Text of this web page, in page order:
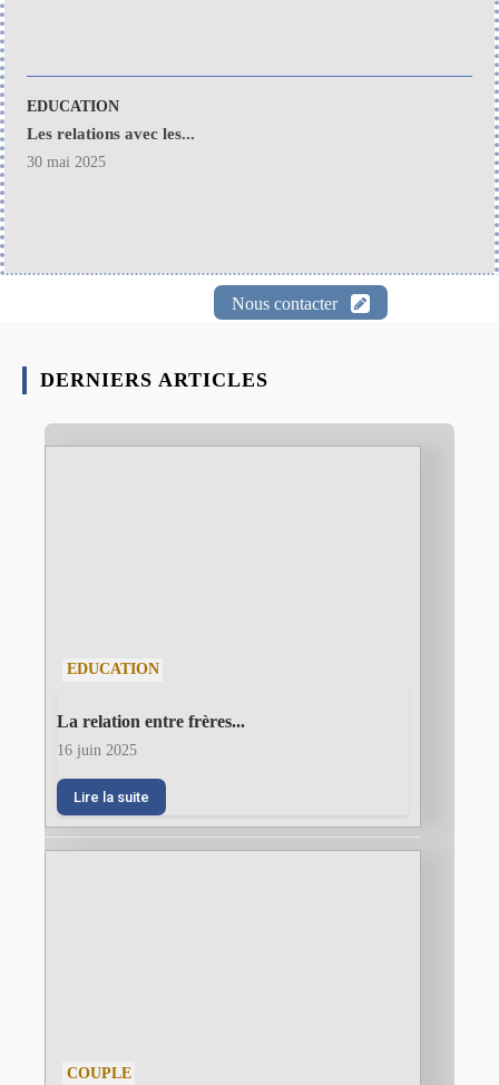
EDUCATION
Les relations avec les...
30 mai 2025
Nous contacter
DERNIERS ARTICLES
EDUCATION
La relation entre frères...
16 juin 2025
Lire la suite
COUPLE